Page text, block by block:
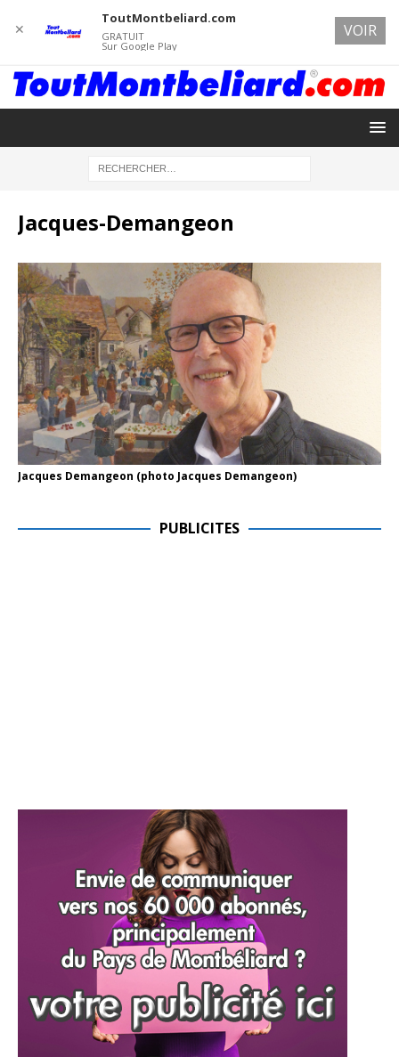
Jacques-Demangeon
Jacques Demangeon (photo Jacques Demangeon)
PUBLICITES
✕
ToutMontbeliard.com
GRATUIT
Sur Google Play
VOIR